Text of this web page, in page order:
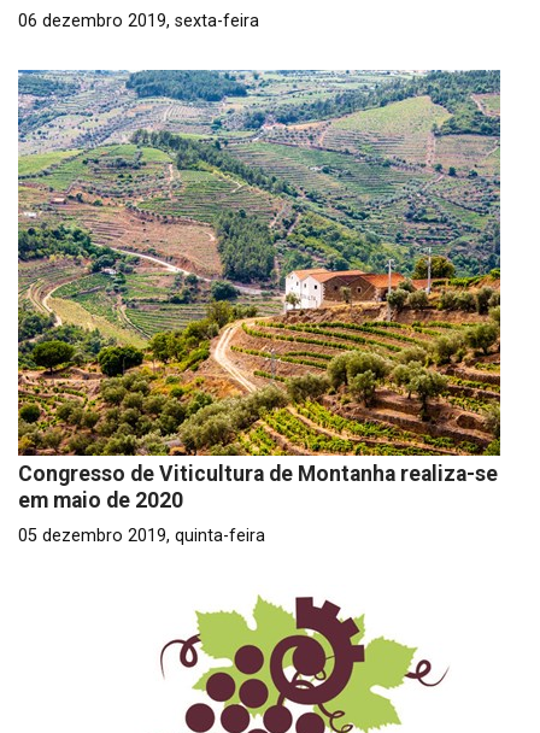
06 dezembro 2019, sexta-feira
Congresso de Viticultura de Montanha realiza-se
em maio de 2020
05 dezembro 2019, quinta-feira